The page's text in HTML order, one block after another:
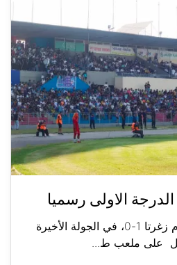
الاولى رسميا
فوز طرابلس على السلام زغرتا 1-0، في الجولة الأخيرة
على ملعب ط...